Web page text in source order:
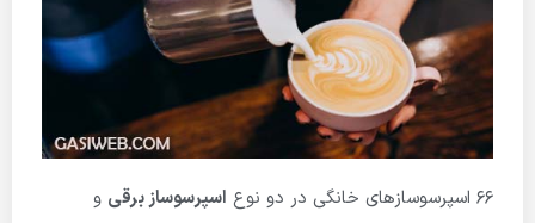
66 اسپرسوسازهای خانگی در دو نوع اسپرسوساز برقی و